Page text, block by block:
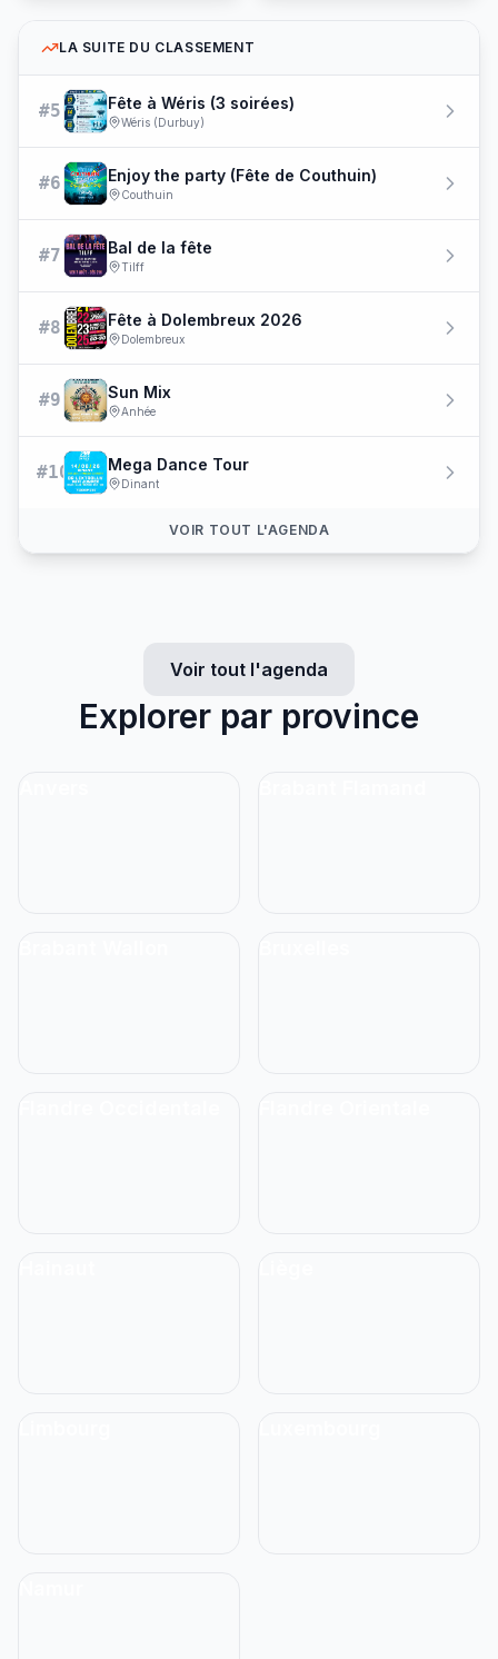
LA SUITE DU CLASSEMENT
#5 Fête à Wéris (3 soirées)
Wéris (Durbuy)
#6 Enjoy the party (Fête de Couthuin)
Couthuin
#7 Bal de la fête
Tilff
#8 Fête à Dolembreux 2026
Dolembreux
#9 Sun Mix
Anhée
#10 Mega Dance Tour
Dinant
VOIR TOUT L'AGENDA
Voir tout l'agenda
Explorer par province
Anvers Brabant Flamand
Brabant Wallon Bruxelles
Flandre Occidentale Flandre Orientale
Hainaut Liège
Limbourg Luxembourg
Namur